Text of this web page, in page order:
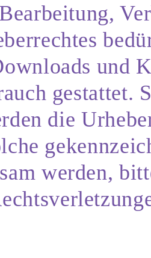
und
gestattet.
die
werden,